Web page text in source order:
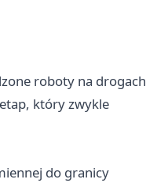
roboty na drogach
który zwykle
do granicy